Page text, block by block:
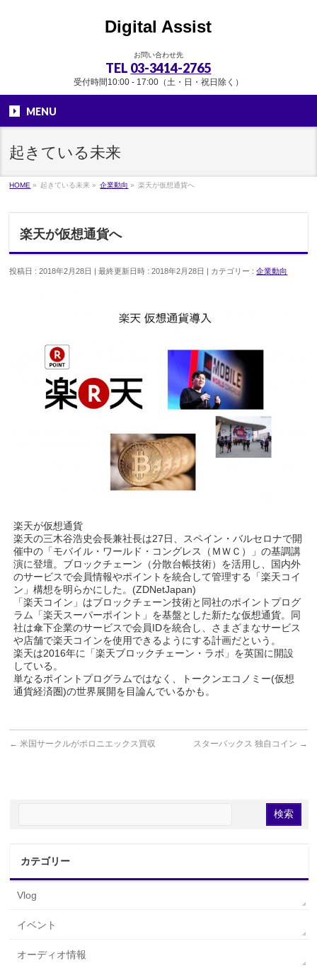
Digital Assist
お問い合わせ先
TEL 03-3414-2765
受付時間10:00 - 17:00（土・日・祝日除く）
MENU
起きている未来
HOME » 起きている未来 » 企業動向 » 楽天が仮想通貨へ
楽天が仮想通貨へ
投稿日 : 2018年2月28日 最終更新日時 : 2018年2月28日 カテゴリー :企業動向
楽天が仮想通貨
楽天の三木谷浩史会長兼社長は27日、スペイン・バルセロナで開
催中の「モバイル・ワールド・コングレス（ＭＷＣ）」の基調講
演に登壇。ブロックチェーン（分散台帳技術）を活用し、国内外
のサービスで会員情報やポイントを統合して管理する「楽天コイ
ン」構想を明らかにした。(ZDNetJapan)
「楽天コイン」はブロックチェーン技術と同社のポイントプログ
ラム「楽天スーパーポイント」を基盤とした新たな仮想通貨。同
社は傘下企業のサービスで会員IDを統合し、さまざまなサービス
や店舗で楽天コインを使用できるようにする計画だという。
楽天は2016年に「楽天ブロックチェーン・ラボ」を英国に開設
している。
単なるポイントプログラムではなく、トークンエコノミー(仮想
通貨経済圏)の世界展開を目論んでいるかも。
← 米国サークルがポロニエックス買収 スターバックス 独自コイン →
カテゴリー
Vlog
イベント
オーディオ情報